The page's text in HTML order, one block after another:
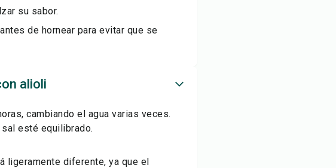
su sabor.
de hornear para evitar que se
alioli
cambiando el agua varias veces.
esté equilibrado.
ligeramente diferente, ya que el